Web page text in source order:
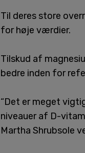
Til deres store
for høje værdier.
Tilskud af
bedre inden for
“Det er meget
niveauer af D-
Martha Shrubsole